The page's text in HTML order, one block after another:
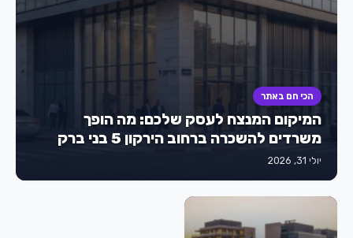
הכי חם באתר
המיקום המנצח לעסק שלכם: מה הופך
משרדים להשכרה ברחוב הירקון 5 בני ברק
למבוקשים כל כך?
יולי 31, 2026